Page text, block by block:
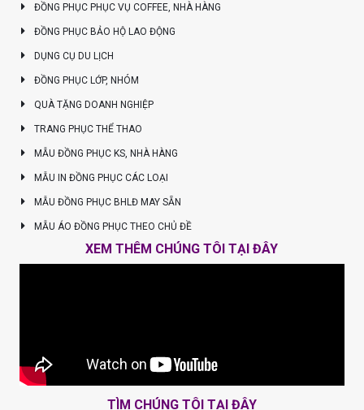
ĐỒNG PHỤC PHỤC VỤ COFFEE, NHÀ HÀNG
ĐỒNG PHỤC BẢO HỘ LAO ĐỘNG
DỤNG CỤ DU LỊCH
ĐỒNG PHỤC LỚP, NHÓM
QUÀ TẶNG DOANH NGHIỆP
TRANG PHỤC THỂ THAO
MẪU ĐỒNG PHỤC KS, NHÀ HÀNG
MẪU IN ĐỒNG PHỤC CÁC LOẠI
MẪU ĐỒNG PHỤC BHLĐ MAY SẴN
MẪU ÁO ĐỒNG PHỤC THEO CHỦ ĐỀ
XEM THÊM CHÚNG TÔI TẠI ĐÂY
TÌM CHÚNG TÔI TẠI ĐÂY